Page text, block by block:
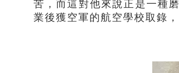
苦，而這對他來說正是一種
業後獲空軍的航空學校取錄